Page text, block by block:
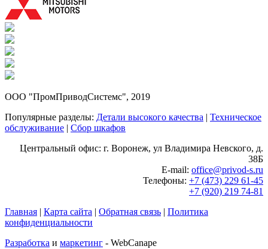
ООО "ПромПриводСистемс", 2019
Популярные разделы: Детали высокого качества | Техническое
обслуживание | Сбор шкафов
Центральный офис: г. Воронеж, ул Владимира Невского, д.
38Б
E-mail: office@privod-s.ru
Телефоны: +7 (473) 229 61-45
+7 (920) 219 74-81
Главная | Карта сайта | Обратная связь | Политика
конфиденциальности
Разработка и маркетинг - WebCanape